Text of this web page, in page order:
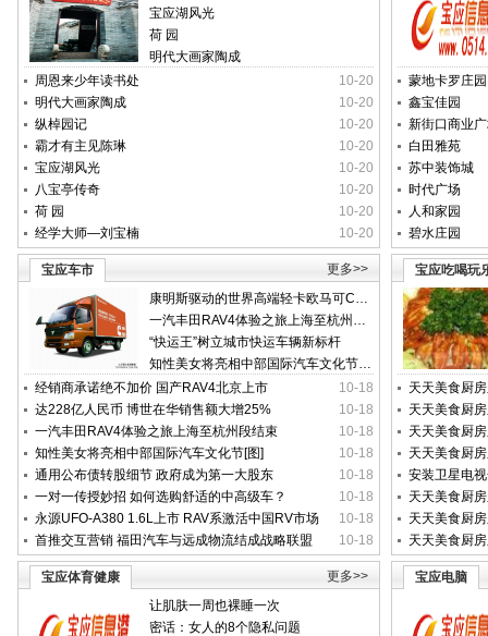
宝应湖风光
荷 园
明代大画家陶成
10-20
周恩来少年读书处
10-20
明代大画家陶成
10-20
纵棹园记
10-20
霸才有主见陈琳
10-20
宝应湖风光
10-20
八宝亭传奇
10-20
荷 园
10-20
经学大师—刘宝楠
蒙地卡罗庄园
鑫宝佳园
新街口商业
白田雅苑
苏中装饰城
时代广场
人和家园
碧水庄园
更多>>
宝应车市
康明斯驱动的世界高端轻卡欧马可C全球上市
一汽丰田RAV4体验之旅上海至杭州段结束
“快运王”树立城市快运车辆新标杆
知性美女将亮相中部国际汽车文化节[图]
10-18
经销商承诺绝不加价 国产RAV4北京上市
10-18
达228亿人民币 博世在华销售额大增25%
10-18
一汽丰田RAV4体验之旅上海至杭州段结束
10-18
知性美女将亮相中部国际汽车文化节[图]
10-18
通用公布债转股细节 政府成为第一大股东
10-18
一对一传授妙招 如何选购舒适的中高级车？
10-18
永源UFO-A380 1.6L上市 RAV系激活中国RV市场
10-18
首推交互营销 福田汽车与远成物流结成战略联盟
宝应吃喝玩
天天美食厨
天天美食厨
天天美食厨
天天美食厨
安装卫星电
天天美食厨
天天美食厨
天天美食厨
更多>>
宝应体育健康
让肌肤一周也裸睡一次
密话：女人的8个隐私问题
宝应电脑